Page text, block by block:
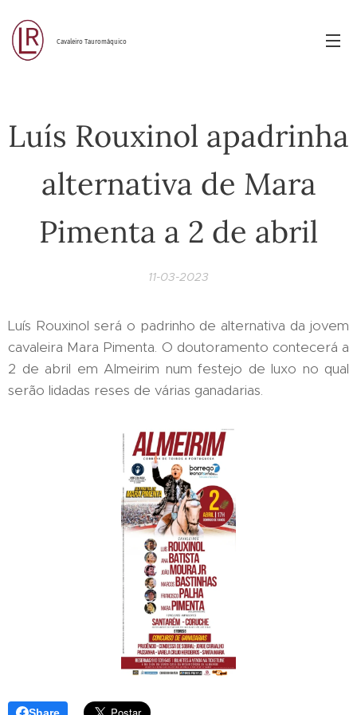
Cavaleiro Tauromáquico
Luís Rouxinol apadrinha
alternativa de Mara
Pimenta a 2 de abril
11-03-2023
Luís Rouxinol será o padrinho de alternativa da jovem
cavaleira Mara Pimenta. O doutoramento contecerá a
2 de abril em Almeirim num festejo de luxo no qual
serão lidadas reses de várias ganadarias.
Share